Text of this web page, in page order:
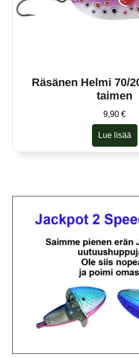
Räsänen Helmi 70/
taimen
9,90 €
Lue lisää